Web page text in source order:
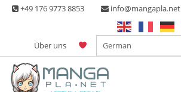
Skip +49 176 9773 8853 info@mangapla.net
Über uns